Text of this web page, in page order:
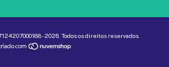
- 2026. Todos os direitos reservados.